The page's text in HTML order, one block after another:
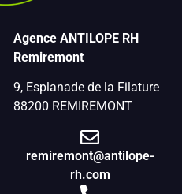
Agence ANTILOPE RH
Remiremont
9, Esplanade de la Filature
88200 REMIREMONT
remiremont@antilope-
rh.com